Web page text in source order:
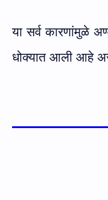
या सर्व कारणांमुळे
धोक्यात आली आहे